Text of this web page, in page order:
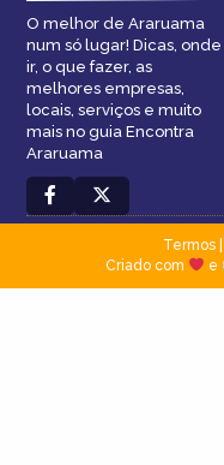
O melhor de Araruama
num só lugar! Dicas, onde
ir, o que fazer, as
melhores empresas,
locais, serviços e muito
mais no guia Encontra
Araruama
Termos|
Criado com
e